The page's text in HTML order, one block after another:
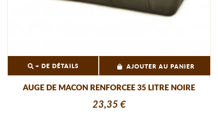
+ DE DÉTAILS AJOUTER AU PANIER
AUGE DE MACON RENFORCEE 35 LITRE NOIRE
23,35 €